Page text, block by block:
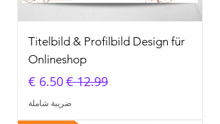
Titelbild & Profilbild Design für
Onlineshop
سعر عاديسعر البيع
ضريبة شاملة